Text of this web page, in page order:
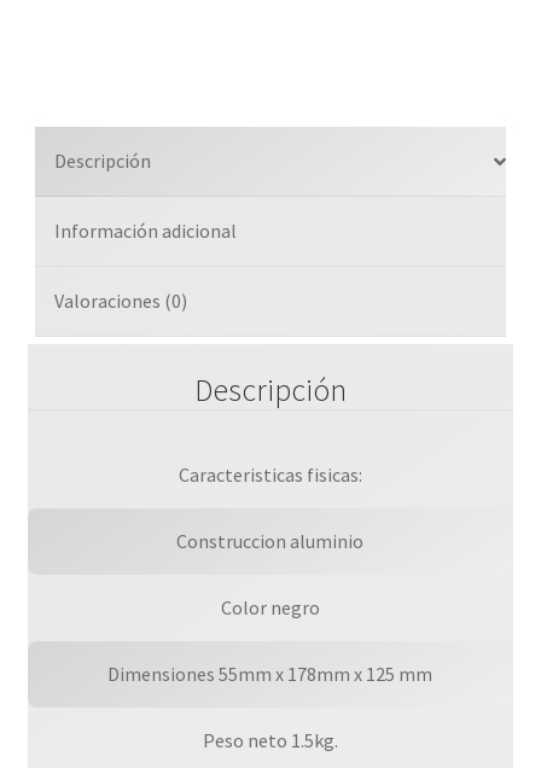
Hd
Wi-
Doble
Usb
cantidad
Descripción
Información adicional
Valoraciones (0)
Descripción
Caracteristicas fisicas:
Construccion aluminio
Color negro
Dimensiones 55mm x 178mm x 125 mm
Peso neto 1.5kg.